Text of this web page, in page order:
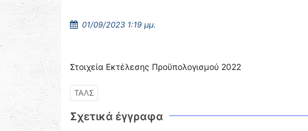
01/09/2023 1:19 μμ.
Στοιχεία Εκτέλεσης Προϋπολογισμού 2022
ΤΑΛΣ
Σχετικά έγγραφα